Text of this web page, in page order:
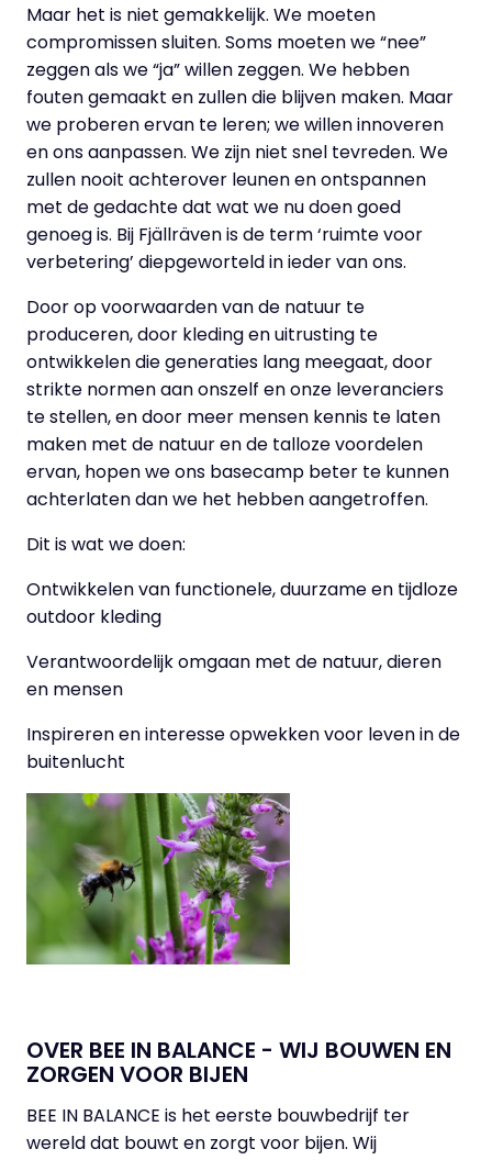
Maar het is niet gemakkelijk. We moeten
compromissen sluiten. Soms moeten we “nee”
zeggen als we “ja” willen zeggen. We hebben
fouten gemaakt en zullen die blijven maken. Maar
we proberen ervan te leren; we willen innoveren
en ons aanpassen. We zijn niet snel tevreden. We
zullen nooit achterover leunen en ontspannen
met de gedachte dat wat we nu doen goed
genoeg is. Bij Fjällräven is de term ‘ruimte voor
verbetering’ diepgeworteld in ieder van ons.
Door op voorwaarden van de natuur te
produceren, door kleding en uitrusting te
ontwikkelen die generaties lang meegaat, door
strikte normen aan onszelf en onze leveranciers
te stellen, en door meer mensen kennis te laten
maken met de natuur en de talloze voordelen
ervan, hopen we ons basecamp beter te kunnen
achterlaten dan we het hebben aangetroffen.
Dit is wat we doen:
Ontwikkelen van functionele, duurzame en tijdloze
outdoor kleding
Verantwoordelijk omgaan met de natuur, dieren
en mensen
Inspireren en interesse opwekken voor leven in de
buitenlucht
OVER BEE IN BALANCE - WIJ BOUWEN EN
ZORGEN VOOR BIJEN
BEE IN BALANCE is het eerste bouwbedrijf ter
wereld dat bouwt en zorgt voor bijen. Wij